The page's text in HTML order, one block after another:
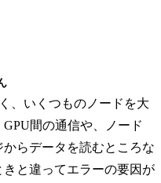
、いくつものノードを大
間の通信や、ノード
らデータを読むところな
と違ってエラーの要因が